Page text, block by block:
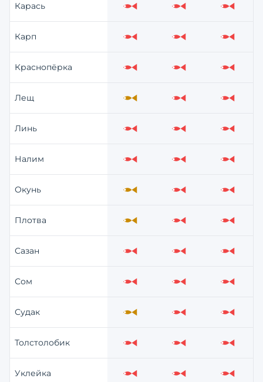
Карась Слабо Слабо Слабо
Карп Слабо Слабо Слабо
Краснопёрка Слабо Слабо Слабо
Лещ Средне Слабо Слабо
Линь Слабо Слабо Слабо
Налим Слабо Слабо Слабо
Окунь Средне Слабо Слабо
Плотва Средне Слабо Слабо
Сазан Слабо Слабо Слабо
Сом Слабо Слабо Слабо
Судак Средне Слабо Слабо
Толстолобик Слабо Слабо Слабо
Уклейка Слабо Слабо Слабо